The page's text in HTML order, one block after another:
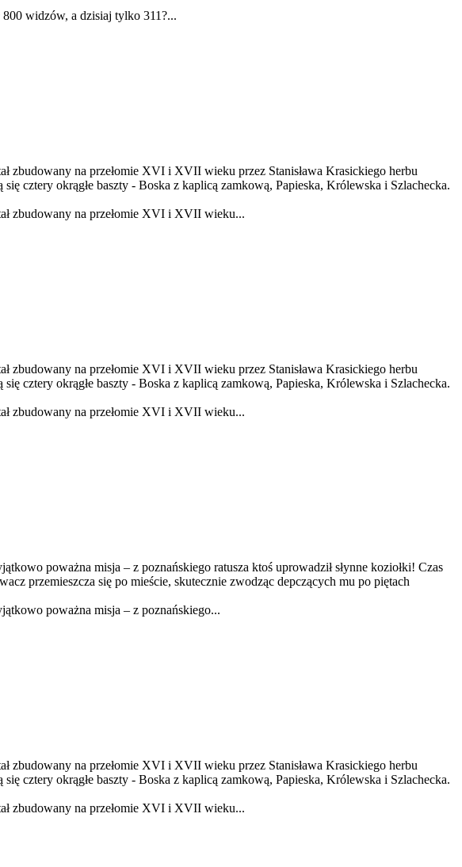
800 widzów, a dzisiaj tylko 311?...
zbudowany na przełomie XVI i XVII wieku przez Stanisława Krasickiego herbu
cztery okrągłe baszty - Boska z kaplicą zamkową, Papieska, Królewska i Szlachecka.
zbudowany na przełomie XVI i XVII wieku...
zbudowany na przełomie XVI i XVII wieku przez Stanisława Krasickiego herbu
cztery okrągłe baszty - Boska z kaplicą zamkową, Papieska, Królewska i Szlachecka.
zbudowany na przełomie XVI i XVII wieku...
poważna misja – z poznańskiego ratusza ktoś uprowadził słynne koziołki! Czas
przemieszcza się po mieście, skutecznie zwodząc depczących mu po piętach
poważna misja – z poznańskiego...
zbudowany na przełomie XVI i XVII wieku przez Stanisława Krasickiego herbu
cztery okrągłe baszty - Boska z kaplicą zamkową, Papieska, Królewska i Szlachecka.
zbudowany na przełomie XVI i XVII wieku...